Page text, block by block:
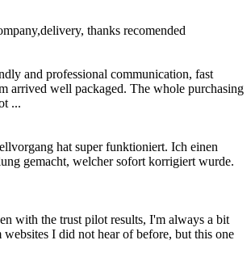
thanks recomended
and professional communication, fast
arrived well packaged. The whole purchasing
...
hat super funktioniert. Ich einen
gemacht, welcher sofort korrigiert wurde.
with the trust pilot results, I'm always a bit
websites I did not hear of before, but this one